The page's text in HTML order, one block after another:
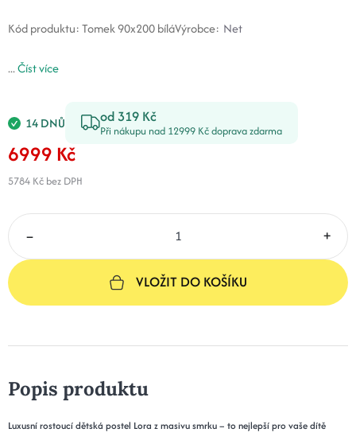
Kód produktu:Tomek 90x200 bíláVýrobce: Net
...Číst více
14 DNŮ od 319 Kč
Při nákupu nad 12999 Kč doprava zdarma
6999 Kč
5784 Kč bez DPH
– +
VLOŽIT DO KOŠÍKU
Popis produktu
Luxusní rostoucí dětská postel Lora z masivu smrku – to nejlepší pro vaše dítě